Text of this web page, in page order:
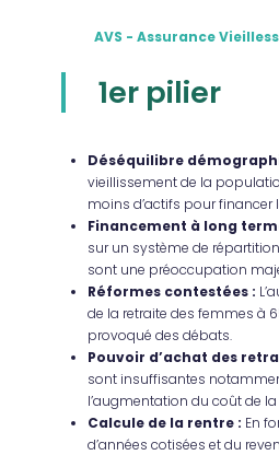
AVS - Assurance
1er pilier
Déséquilibre
vieillissement de la
moins d’actifs pour financer
Financement à long
sur un système de
sont une préoccupation
Réformes contestées :
de la retraite des femmes à
provoqué des débats.
Pouvoir d’achat des
sont insuffisantes
l’augmentation du coût de la
Calcule de la rentre : En
d’années cotisées et du